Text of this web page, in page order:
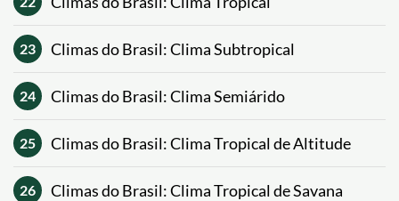
23 Climas do Brasil: Clima Subtropical
24 Climas do Brasil: Clima Semiárido
25 Climas do Brasil: Clima Tropical de Altitude
26 Climas do Brasil: Clima Tropical de Savana